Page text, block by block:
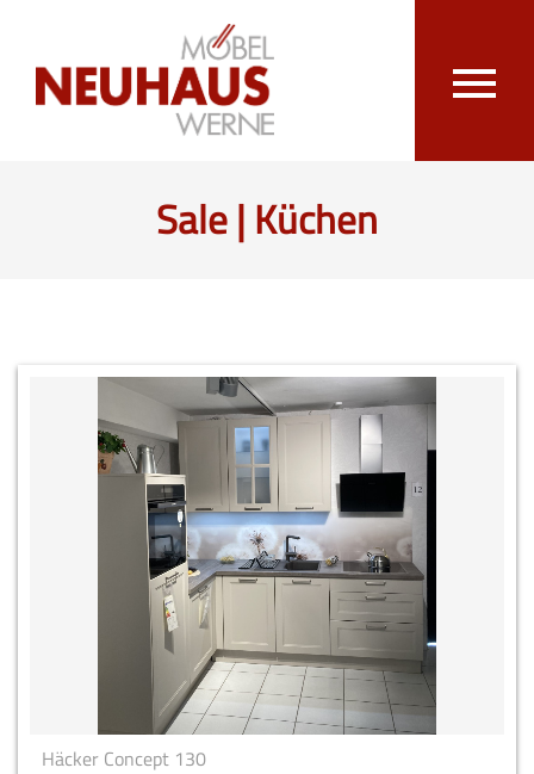
Sale | Küchen
Häcker Concept 130